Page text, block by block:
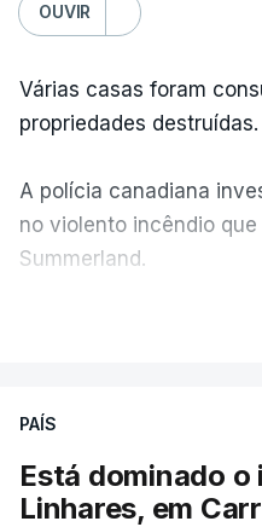
OUVIR
Várias casas foram
propriedades destruídas.
A polícia canadiana
no violento incêndio
Summerland.
ERRO100
ERROR ON
PAÍS
Está dominado o
Linhares, em